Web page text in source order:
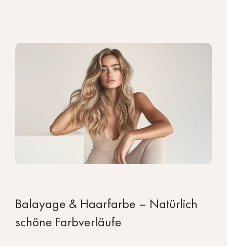
Balayage & Haarfarbe – Natürlich
schöne Farbverläufe